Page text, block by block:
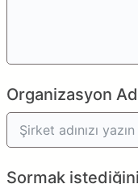
Organizasyon
Sormak